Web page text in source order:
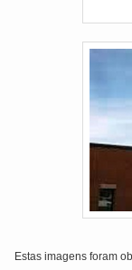
Estas imagens foram